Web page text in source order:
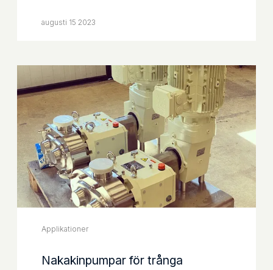
augusti 15 2023
Applikationer
Nakakinpumpar för trånga